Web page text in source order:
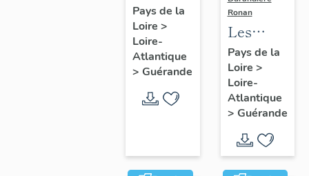
monumentales,
croix de
chemin,
calvaires
oratoires
Pays de la
Loire >
Loire-
Atlantique
> Guérande
Ronan
Les
moulins
de
Guérande
Pays de la
Loire >
Loire-
Atlantique
> Guérande